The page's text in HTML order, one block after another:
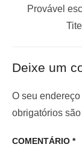
o
e
P
o
i
o
:
m
o
o
Provável
Deixe um
O seu
obrigatórios
COMENTÁRIO *